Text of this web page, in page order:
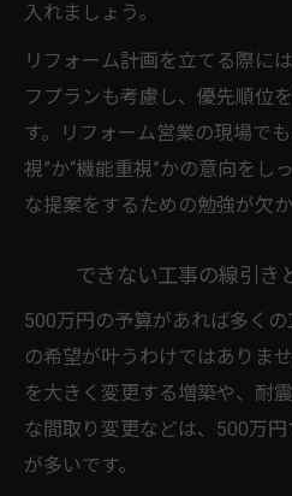
入れましょう。
リフォーム計画を立てる際に
フプランも考慮し、優先順位
す。リフォーム営業の現場で
視”か“機能重視”かの意向をし
な提案をするための勉強が欠か
できない工事の線引き
500万円の予算があれば多く
の希望が叶うわけではありま
を大きく変更する増築や、耐
な間取り変更などは、500万
が多いです。